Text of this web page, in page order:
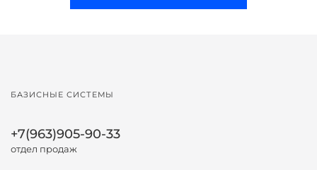
БАЗИСНЫЕ СИСТЕМЫ
+7(963)905-90-33
отдел продаж